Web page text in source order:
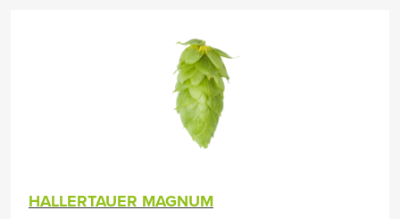
HALLERTAUER MAGNUM